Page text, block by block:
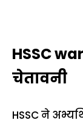
HSSC
चेतावनी
HSSC ने